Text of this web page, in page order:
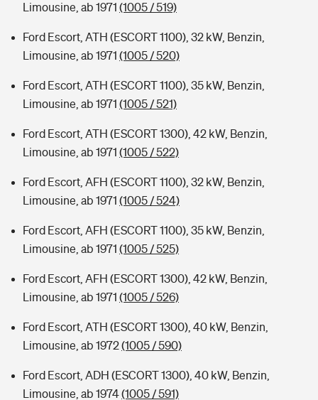
Limousine, ab 1971 (1005 / 519)
Ford Escort, ATH (ESCORT 1100), 32 kW, Benzin,
Limousine, ab 1971 (1005 / 520)
Ford Escort, ATH (ESCORT 1100), 35 kW, Benzin,
Limousine, ab 1971 (1005 / 521)
Ford Escort, ATH (ESCORT 1300), 42 kW, Benzin,
Limousine, ab 1971 (1005 / 522)
Ford Escort, AFH (ESCORT 1100), 32 kW, Benzin,
Limousine, ab 1971 (1005 / 524)
Ford Escort, AFH (ESCORT 1100), 35 kW, Benzin,
Limousine, ab 1971 (1005 / 525)
Ford Escort, AFH (ESCORT 1300), 42 kW, Benzin,
Limousine, ab 1971 (1005 / 526)
Ford Escort, ATH (ESCORT 1300), 40 kW, Benzin,
Limousine, ab 1972(1005 / 590)
Ford Escort, ADH (ESCORT 1300), 40 kW, Benzin,
Limousine, ab 1974(1005 / 591)